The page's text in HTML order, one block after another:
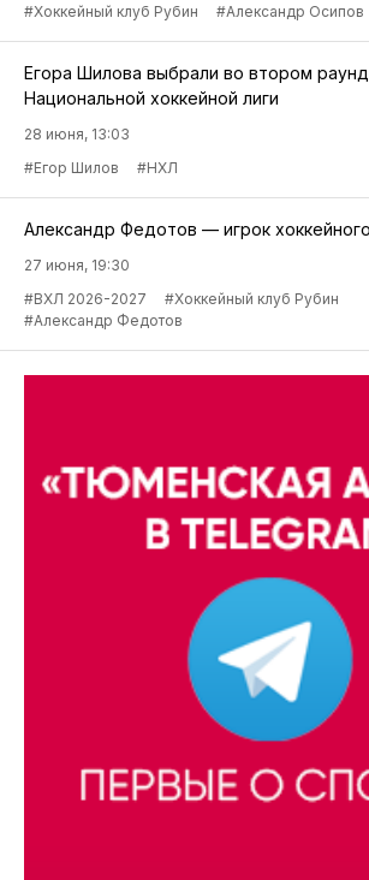
#Хоккейный клуб Рубин
#Александр Осипов
Егора Шилова выбрали во втором
Национальной хоккейной лиги
28 июня, 13:03
#Егор Шилов
#НХЛ
Александр Федотов — игрок
27 июня, 19:30
#ВХЛ 2026-2027
#Хоккейный клуб Рубин
#Александр Федотов